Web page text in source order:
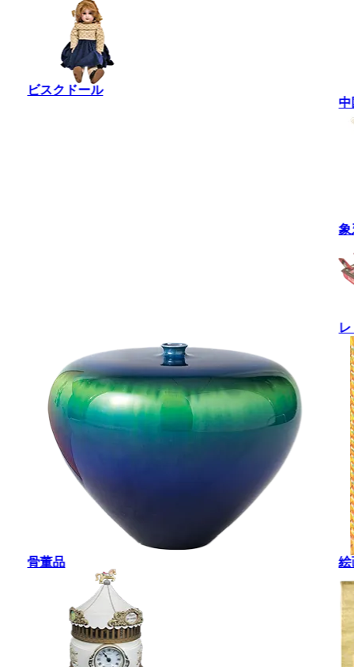
ビスクドール
中
象
骨董品 絵